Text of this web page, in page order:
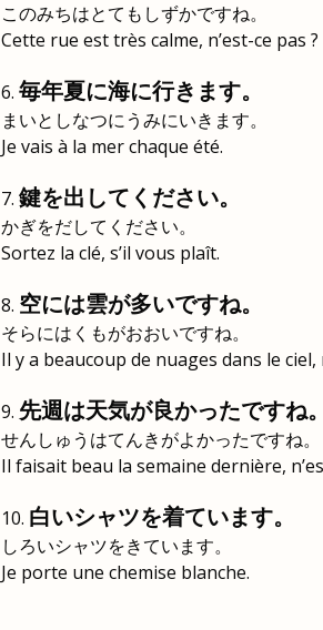
このみちはとてもしずかですね。
Cette rue est très calme, n’est-ce pas ?
毎年夏に海に行きます。
まいとしなつにうみにいきます。
Je vais à la mer chaque été.
鍵を出してください。
かぎをだしてください。
Sortez la clé, s’il vous plaît.
空には雲が多いですね。
そらにはくもがおおいですね。
Il y a beaucoup de nuages dans le ciel,
先週は天気が良かったですね。
せんしゅうはてんきがよかったですね。
Il faisait beau la semaine dernière,
白いシャツを着ています。
しろいシャツをきています。
Je porte une chemise blanche.